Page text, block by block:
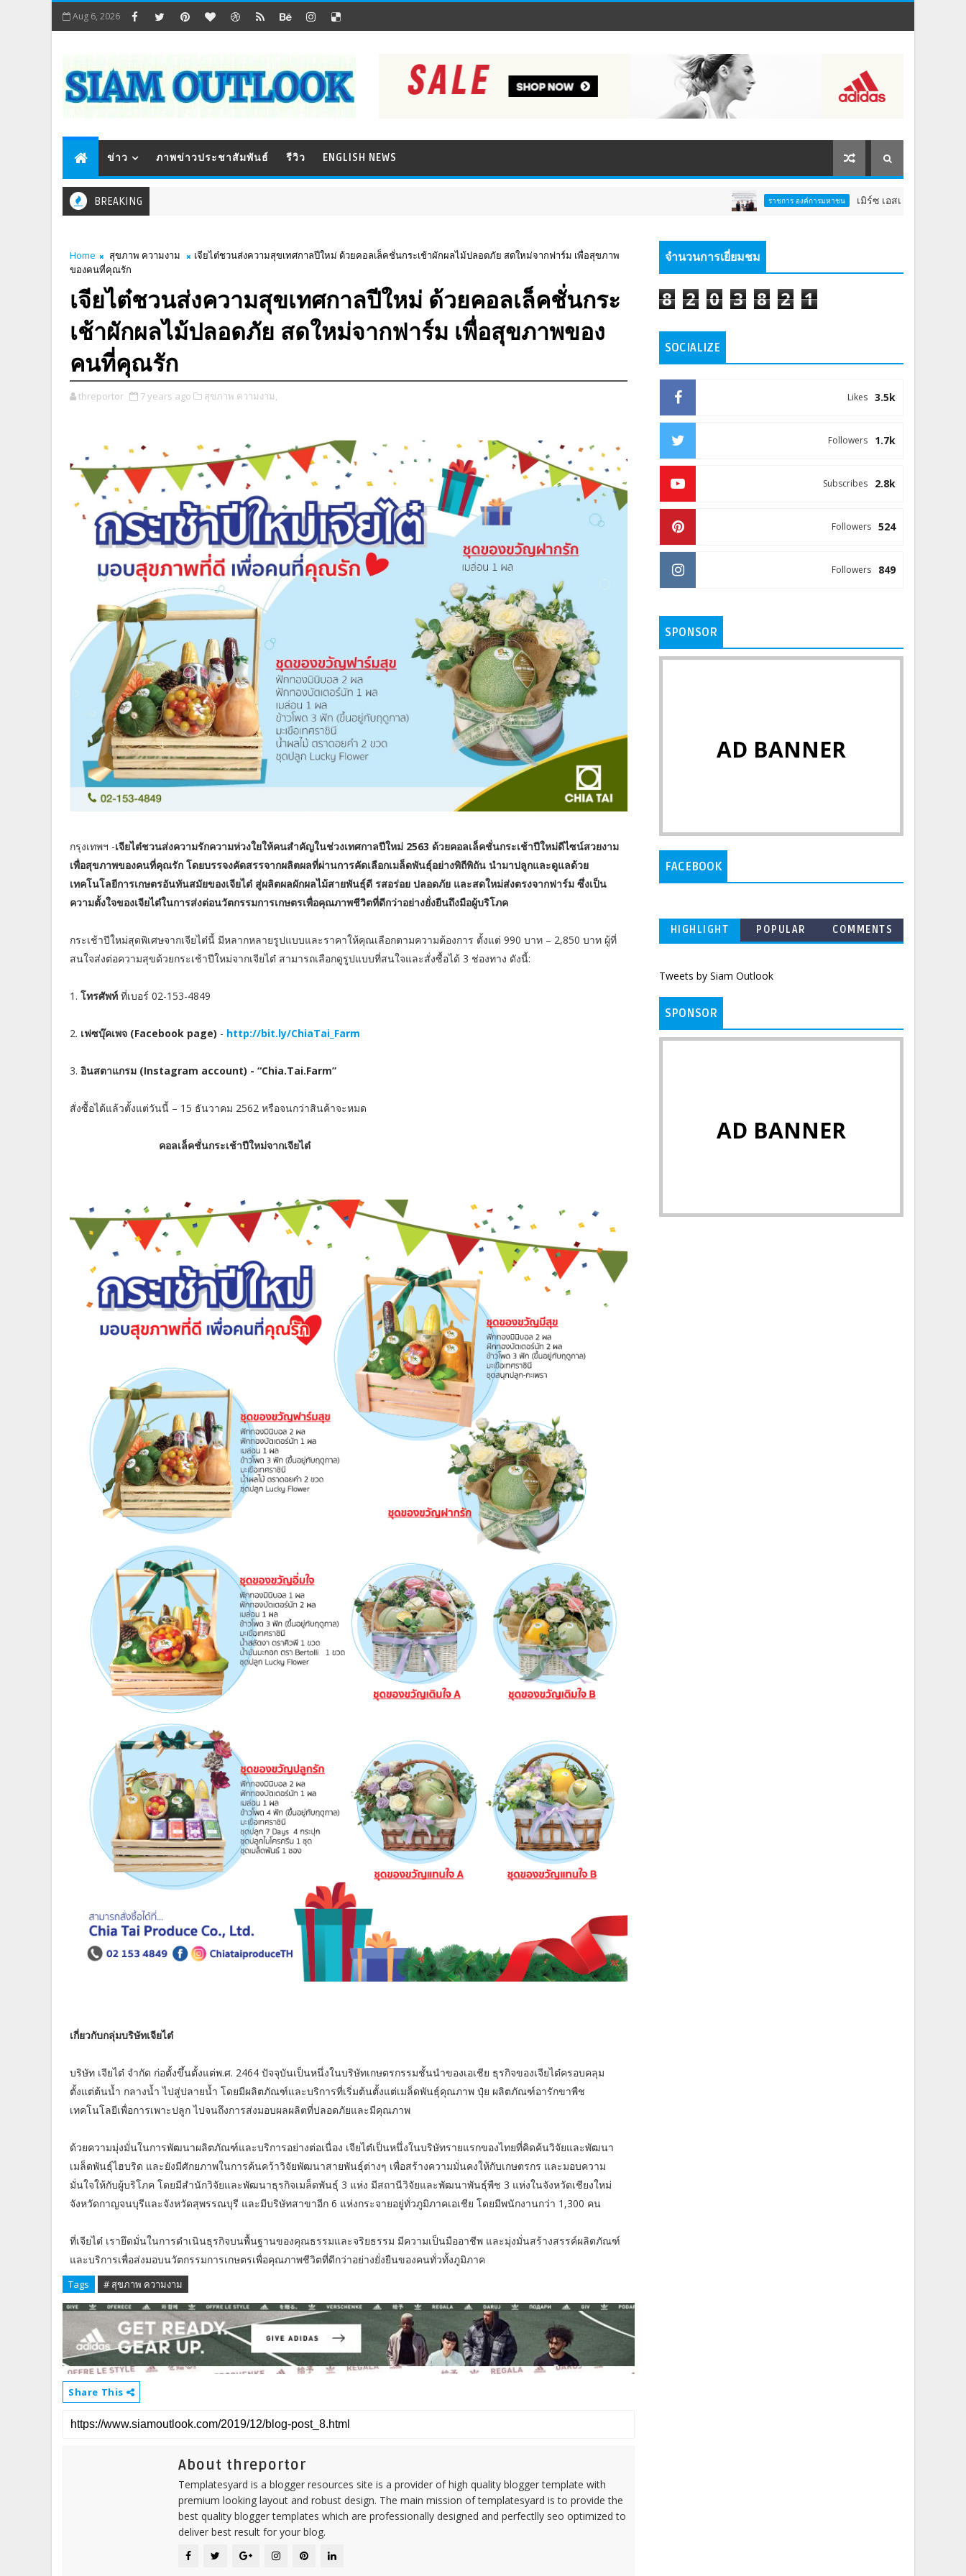
Aug 6, 2026
ข่าว ภาพข่าวประชาสัมพันธ์ รีวิว ENGLISH NEWS
BREAKING ราชการ องค์การมหาชน เมิร์ซ เอสเธติกส์ จับมือ นาโนเทค
Home สุขภาพ ความงาม
เจียไต๋ชวนส่งความสุขเทศกาลปีใหม่ ด้วยคอลเล็คชั่นกระเช้าผักผลไม้ปลอดภัย สดใหม่จากฟาร์ม เพื่อสุขภาพ
ของคนที่คุณรัก
เจียไต๋ชวนส่งความสุขเทศกาลปีใหม่ ด้วยคอลเล็คชั่นกระ
เช้าผักผลไม้ปลอดภัย สดใหม่จากฟาร์ม เพื่อสุขภาพของ
คนที่คุณรัก
threportor 7 years ago สุขภาพ ความงาม,
กรุงเทพฯ -เจียไต๋ชวนส่งความรักความห่วงใยให้คนสำคัญในช่วงเทศกาลปีใหม่ 2563 ด้วยคอลเล็คชั่นกระเช้าปีใหม่ดีไซน์สวยงาม
เพื่อสุขภาพของคนที่คุณรัก โดยบรรจงคัดสรรจากผลิตผลที่ผ่านการคัดเลือกเมล็ดพันธุ์อย่างพิถีพิถัน นำมาปลูกและดูแลด้วย
เทคโนโลยีการเกษตรอันทันสมัยของเจียไต๋ สู่ผลิตผลผักผลไม้สายพันธุ์ดี รสอร่อย ปลอดภัย และสดใหม่ส่งตรงจากฟาร์ม ซึ่งเป็น
ความตั้งใจของเจียไต๋ในการส่งต่อนวัตกรรมการเกษตรเพื่อคุณภาพชีวิตที่ดีกว่าอย่างยั่งยืนถึงมือผู้บริโภค
กระเช้าปีใหม่สุดพิเศษจากเจียไต๋นี้ มีหลากหลายรูปแบบและราคาให้คุณเลือกตามความต้องการ ตั้งแต่ 990 บาท – 2,850 บาท ผู้ที่
สนใจส่งต่อความสุขด้วยกระเช้าปีใหม่จากเจียไต๋ สามารถเลือกดูรูปแบบที่สนใจและสั่งซื้อได้ 3 ช่องทาง ดังนี้:
1. โทรศัพท์ ที่เบอร์ 02-153-4849
2. เฟซบุ๊คเพจ (Facebook page) - http://bit.ly/ChiaTai_Farm
3. อินสตาแกรม (Instagram account) - “Chia.Tai.Farm”
สั่งซื้อได้แล้วตั้งแต่วันนี้ – 15 ธันวาคม 2562 หรือจนกว่าสินค้าจะหมด
คอลเล็คชั่นกระเช้าปีใหม่จากเจียไต๋
เกี่ยวกับกลุ่มบริษัทเจียไต๋
บริษัท เจียไต๋ จำกัด ก่อตั้งขึ้นตั้งแต่พ.ศ. 2464 ปัจจุบันเป็นหนึ่งในบริษัทเกษตรกรรมชั้นนำของเอเชีย ธุรกิจของเจียไต๋ครอบคลุม
ตั้งแต่ต้นน้ำ กลางน้ำ ไปสู่ปลายน้ำ โดยมีผลิตภัณฑ์และบริการที่เริ่มต้นตั้งแต่เมล็ดพันธุ์คุณภาพ ปุ๋ย ผลิตภัณฑ์อารักขาพืช
เทคโนโลยีเพื่อการเพาะปลูก ไปจนถึงการส่งมอบผลผลิตที่ปลอดภัยและมีคุณภาพ
ด้วยความมุ่งมั่นในการพัฒนาผลิตภัณฑ์และบริการอย่างต่อเนื่อง เจียไต๋เป็นหนึ่งในบริษัทรายแรกของไทยที่คิดค้นวิจัยและพัฒนา
เมล็ดพันธุ์ไฮบริด และยังมีศักยภาพในการค้นคว้าวิจัยพัฒนาสายพันธุ์ต่างๆ เพื่อสร้างความมั่นคงให้กับเกษตรกร และมอบความ
มั่นใจให้กับผู้บริโภค โดยมีสำนักวิจัยและพัฒนาธุรกิจเมล็ดพันธุ์ 3 แห่ง มีสถานีวิจัยและพัฒนาพันธุ์พืช 3 แห่งในจังหวัดเชียงใหม่
จังหวัดกาญจนบุรีและจังหวัดสุพรรณบุรี และมีบริษัทสาขาอีก 6 แห่งกระจายอยู่ทั่วภูมิภาคเอเชีย โดยมีพนักงานกว่า 1,300 คน
ที่เจียไต๋ เรายึดมั่นในการดำเนินธุรกิจบนพื้นฐานของคุณธรรมและจริยธรรม มีความเป็นมืออาชีพ และมุ่งมั่นสร้างสรรค์ผลิตภัณฑ์
และบริการเพื่อส่งมอบนวัตกรรมการเกษตรเพื่อคุณภาพชีวิตที่ดีกว่าอย่างยั่งยืนของคนทั่วทั้งภูมิภาค
Tags # สุขภาพ ความงาม
Share This
About threportor
Templatesyard is a blogger resources site is a provider of high quality blogger template with
premium looking layout and robust design. The main mission of templatesyard is to provide the
best quality blogger templates which are professionally designed and perfectlly seo optimized to
deliver best result for your blog.
จำนวนการเยี่ยมชม
8 2 0 3 8 2 1
SOCIALIZE
3.5k
Likes
1.7k
Followers
2.8k
Subscribes
524
Followers
849
Followers
SPONSOR
AD BANNER
FACEBOOK
HIGHLIGHT POPULAR COMMENTS
Tweets by Siam Outlook
SPONSOR
AD BANNER